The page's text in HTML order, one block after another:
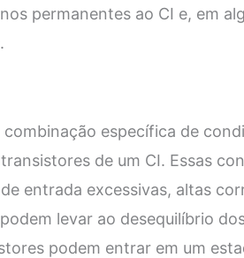
permanentes ao CI e, em
específica de
de um CI. Essas
entrada excessivas, altas
levar ao desequilíbrio
podem entrar em um